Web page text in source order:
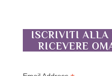
ISCRIVITI ALLA
RICEVERE